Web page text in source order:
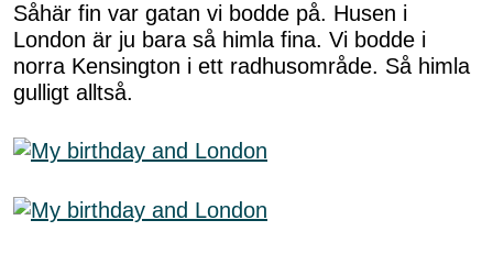
Såhär fin var gatan vi bodde på. Husen i
London är ju bara så himla fina. Vi bodde i
norra Kensington i ett radhusområde. Så himla
gulligt alltså.